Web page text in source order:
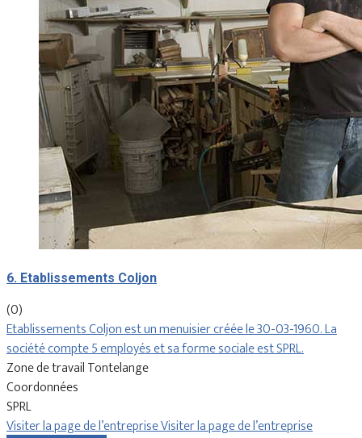
6. Etablissements Coljon
(0)
Etablissements Coljon est un menuisier créée le 30-03-1960. La
société compte 5 employés et sa forme sociale est SPRL.
Zone de travail Tontelange
Coordonnées
SPRL
Visiter la page de l’entrepriseVisiter la page de l’entreprise